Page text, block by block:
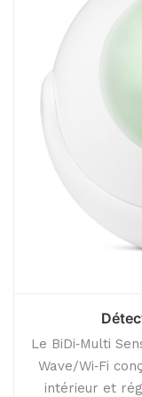
Le BiDi‑Multi
Wave/Wi‑Fi
intérieur et